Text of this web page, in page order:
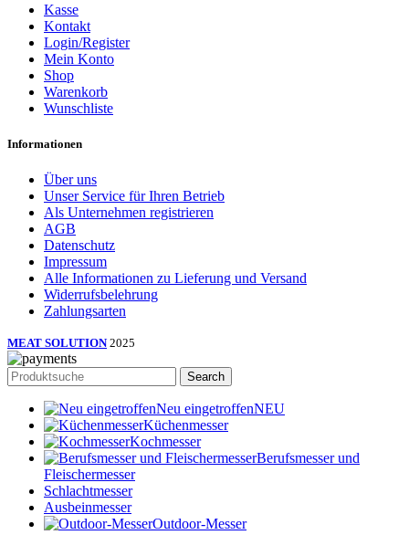
Kasse
Kontakt
Login/Register
Mein Konto
Shop
Warenkorb
Wunschliste
Informationen
Über uns
Unser Service für Ihren Betrieb
Als Unternehmen registrieren
AGB
Datenschutz
Impressum
Alle Informationen zu Lieferung und Versand
Widerrufsbelehrung
Zahlungsarten
MEAT SOLUTION 2025
Search
Neu eingetroffenNEU
Küchenmesser
Kochmesser
Berufsmesser und
Fleischermesser
Schlachtmesser
Ausbeinmesser
Outdoor-Messer